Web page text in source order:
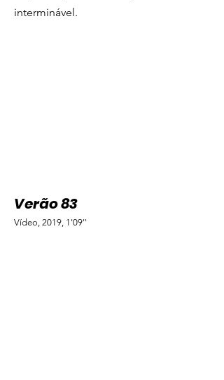
interminável.
Verão 83
Vídeo, 2019, 1'09''